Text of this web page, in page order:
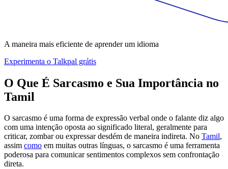
A maneira mais eficiente de aprender um idioma
Experimenta o Talkpal grátis
O Que É Sarcasmo e Sua Importância no
Tamil
O sarcasmo é uma forma de expressão verbal onde o falante diz algo
com uma intenção oposta ao significado literal, geralmente para
criticar, zombar ou expressar desdém de maneira indireta. No Tamil,
assim como em muitas outras línguas, o sarcasmo é uma ferramenta
poderosa para comunicar sentimentos complexos sem confrontação
direta.